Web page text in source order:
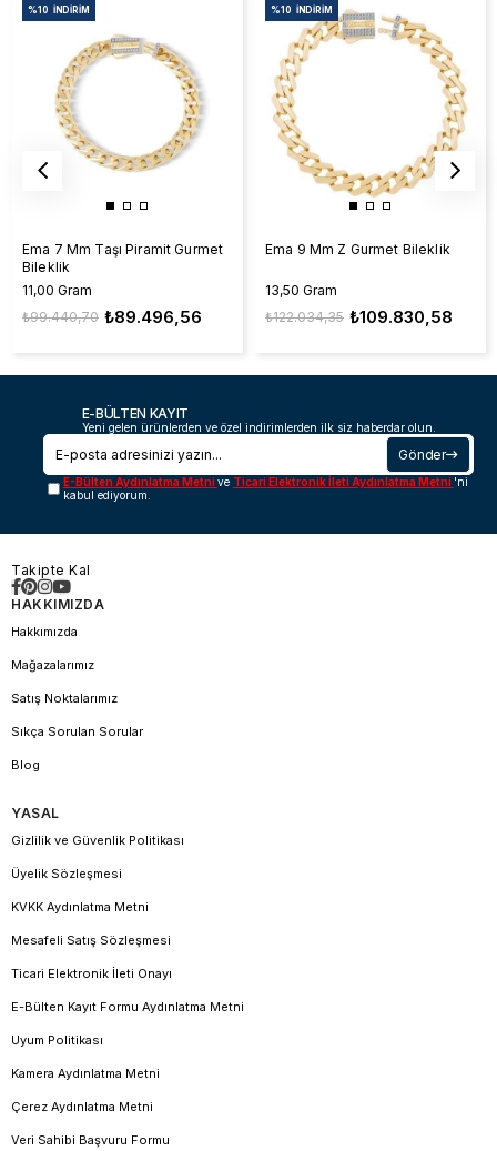
Ema 7 Mm Taşı Piramit Gurmet
Bileklik
11,00 Gram
₺89.496,56
₺99.440,70
%10 İNDIRIM
Ema 9 Mm Z Gurmet Bileklik
13,50 Gram
₺109.830,58
₺122.034,35
%10 İNDIRIM
E-BÜLTEN KAYIT
Yeni gelen ürünlerden ve özel indirimlerden ilk siz haberdar olun.
Gönder
E-Bülten Aydınlatma Metnive Ticari Elektronik İleti Aydınlatma Metni 'ni
kabul ediyorum.
Takipte Kal
HAKKIMIZDA
Hakkımızda
Mağazalarımız
Satış Noktalarımız
Sıkça Sorulan Sorular
Blog
YASAL
Gizlilik ve Güvenlik Politikası
Üyelik Sözleşmesi
KVKK Aydınlatma Metni
Mesafeli Satış Sözleşmesi
Ticari Elektronik İleti Onayı
E-Bülten Kayıt Formu Aydınlatma Metni
Uyum Politikası
Kamera Aydınlatma Metni
Çerez Aydınlatma Metni
Veri Sahibi Başvuru Formu